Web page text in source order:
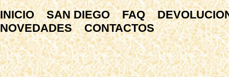
INICIO SAN DIEGO FAQ
NOVEDADES
CONTACTOS